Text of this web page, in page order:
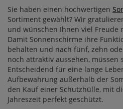
Sie haben einen hochwertigen
Sortiment gewählt? Wir
und wünschen Ihnen viel Freude
Damit Sonnenschirme ihre
behalten und nach fünf, zehn
noch attraktiv aussehen, müssen
Entscheidend für eine lange
Aufbewahrung außerhalb der
den Kauf einer Schutzhülle, mit
Jahreszeit perfekt geschützt.